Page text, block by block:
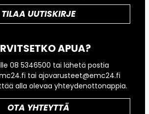
TILAA UUTISKIRJE
APUA?
08 5346500 tai lähetä postia
tai ajovarusteet@emc24.fi
alla olevaa yhteydenottonappia.
OTA YHTEYTTÄ